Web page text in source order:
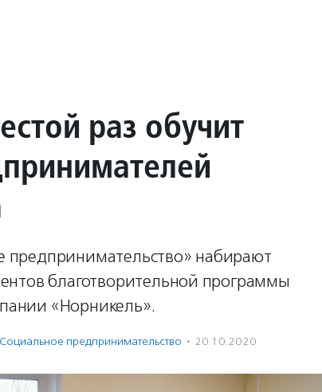
раз обучит
набирают
благотворительной программы
«Норникель».
Социальное предпри­нима­тель­ство · 20.10.2020